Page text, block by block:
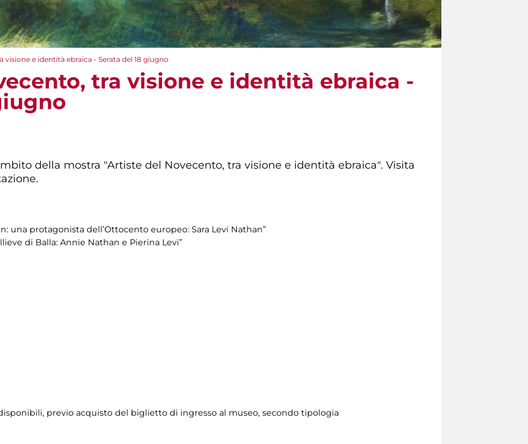
e identità ebraica - Serata del 18 giugno
tra visione e identità ebraica -
della mostra "Artiste del Novecento, tra visione e identità ebraica". Visita
una protagonista dell’Ottocento europeo: Sara Levi Nathan”
di Balla: Annie Nathan e Pierina Levi”
previo acquisto del biglietto di ingresso al museo, secondo tipologia